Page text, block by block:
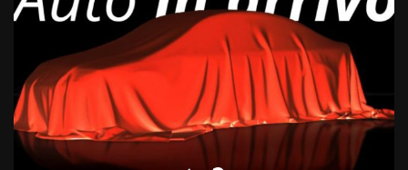
NOLEGGIO BREVE TERMINE
CONTATTI